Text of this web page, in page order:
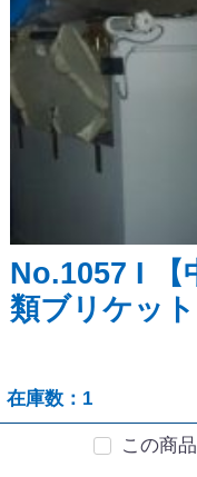
No.1057 I 【
類ブリケッ
在庫数：1
この商